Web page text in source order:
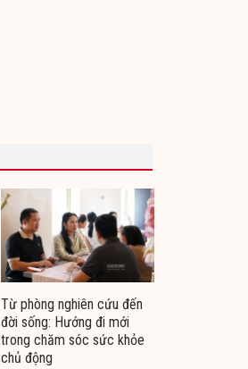
Từ phòng nghiên cứu đến
đời sống: Hướng đi mới
trong chăm sóc sức khỏe
chủ động